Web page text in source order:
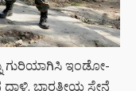
ಗುರಿಯಾಗಿಸಿ ಇಂಡೋ-
ಭಾರತೀಯ ಸೇನೆ